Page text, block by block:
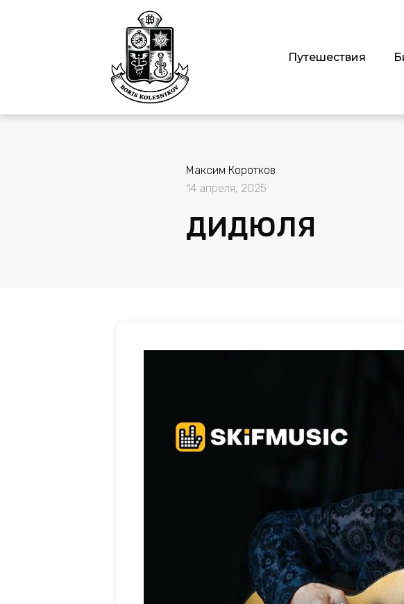
Путешествия
Максим Коротков
14 апреля, 2025
ДИДЮЛЯ